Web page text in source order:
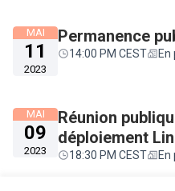
MAI
11
2023
Permanence
14:00 PM CEST En
MAI
09
2023
Réunion
déploiement
18:30 PM CEST En